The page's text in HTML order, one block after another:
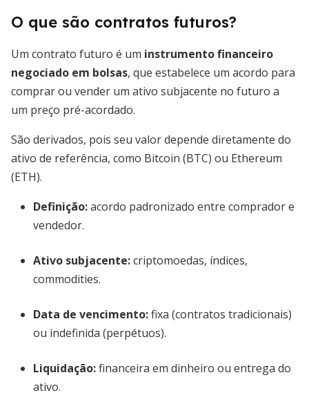
O que são contratos futuros?
Um contrato futuro é um instrumento financeiro
negociado em bolsas, que estabelece um acordo para
comprar ou vender um ativo subjacente no futuro a
um preço pré-acordado.
São derivados, pois seu valor depende diretamente do
ativo de referência, como Bitcoin (BTC) ou Ethereum
(ETH).
Definição:acordo padronizado entre comprador e
vendedor.
Ativo subjacente:criptomoedas, índices,
commodities.
Data de vencimento:fixa (contratos tradicionais)
ou indefinida (perpétuos).
Liquidação:financeira em dinheiro ou entrega do
ativo.